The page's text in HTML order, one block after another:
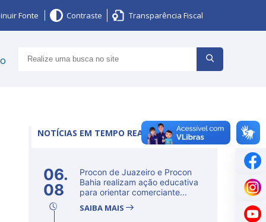
Fonte Contraste Transparência Fiscal
NOTÍCIAS EM TEMPO REAL
06.
08
Procon de Juazeiro e Procon
Bahia realizam ação educativa
para orientar comerciante...
SAIBA MAIS